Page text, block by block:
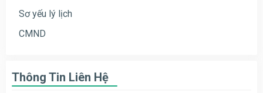
Sơ yếu lý lịch
CMND
Thông Tin Liên Hệ